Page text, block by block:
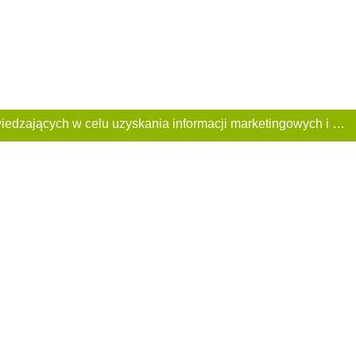
Ta Strona używa plików «cookies». Portal korzysta również z serwisu internetowego do zbierania danych technicznych o odwiedzających w celu uzyskania informacji marketingowych i statystycznych. Warunki przetwarzania danych odwiedzających Stronę, patrz: